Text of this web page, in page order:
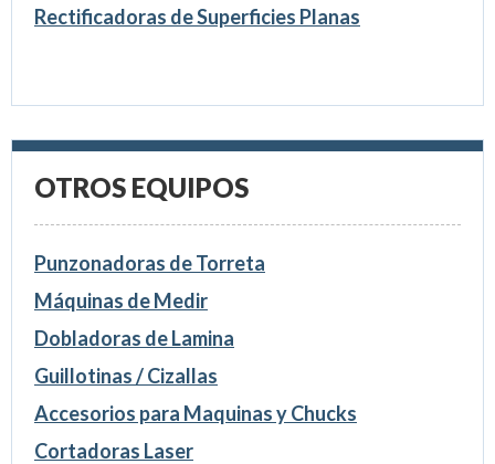
Rectificadoras de Superficies Planas
OTROS EQUIPOS
Punzonadoras de Torreta
Máquinas de Medir
Dobladoras de Lamina
Guillotinas / Cizallas
Accesorios para Maquinas y Chucks
Cortadoras Laser